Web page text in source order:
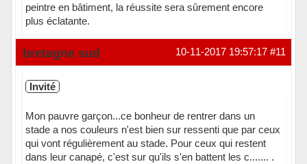
peintre en bâtiment, la réussite sera sûrement encore
plus éclatante.
Hors ligne #11
10-11-2017 19:57:17
bretagne sud
Invité
Mon pauvre garçon...ce bonheur de rentrer dans un
stade a nos couleurs n'est bien sur ressenti que par ceux
qui vont régulièrement au stade. Pour ceux qui restent
dans leur canapé, c'est sur qu'ils s'en battent les c....... .